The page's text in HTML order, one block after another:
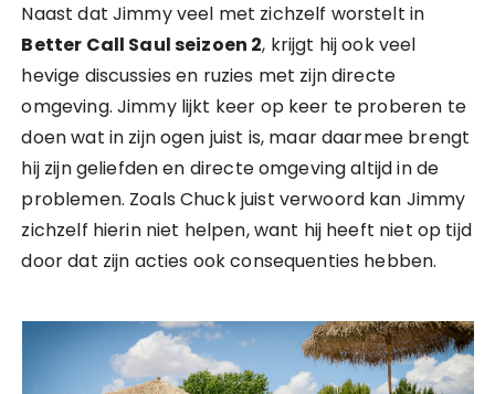
Naast dat Jimmy veel met zichzelf worstelt in
Better Call Saul seizoen 2, krijgt hij ook veel
hevige discussies en ruzies met zijn directe
omgeving. Jimmy lijkt keer op keer te proberen te
doen wat in zijn ogen juist is, maar daarmee brengt
hij zijn geliefden en directe omgeving altijd in de
problemen. Zoals Chuck juist verwoord kan Jimmy
zichzelf hierin niet helpen, want hij heeft niet op tijd
door dat zijn acties ook consequenties hebben.